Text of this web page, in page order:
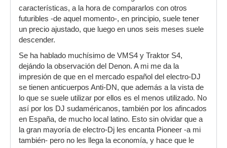
características, a la hora de compararlos con otros
futuribles -de aquel momento-, en principio, suele tener
un precio ajustado, que luego en unos seis meses suele
descender.
Se ha hablado muchísimo de VMS4 y Traktor S4,
dejándo la observación del Denon. A mi me da la
impresión de que en el mercado español del electro-DJ
se tienen anticuerpos Anti-DN, que además a la vista de
lo que se suele utilizar por ellos es el menos utilizado. No
así por los DJ sudaméricanos, también por los afincados
en España, de mucho local latino. Esto sin olvidar que a
la gran mayoría de electro-Dj les encanta Pioneer -a mi
también- pero no les llega la economía, y hace que le